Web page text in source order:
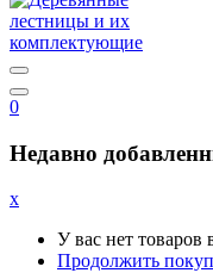
0
Недавно
x
У вас нет товаров
Продолжить